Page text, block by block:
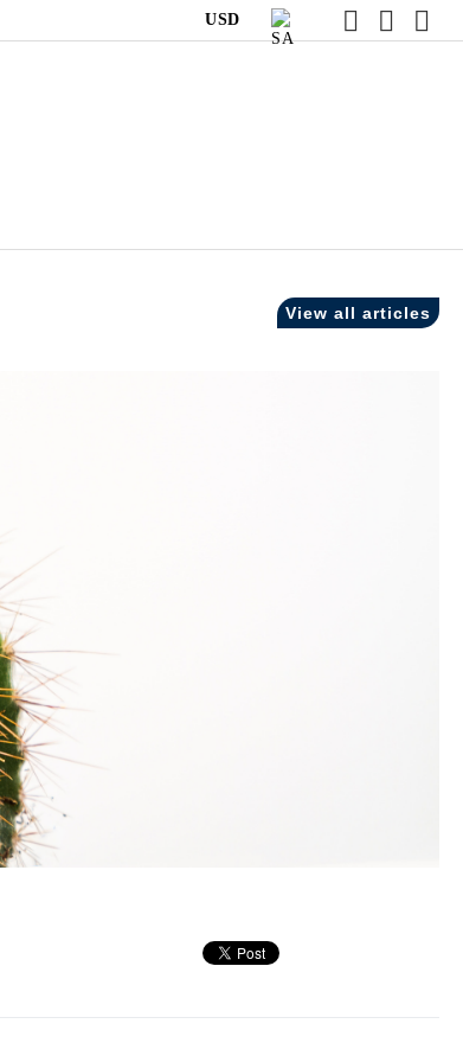
USD
View all articles